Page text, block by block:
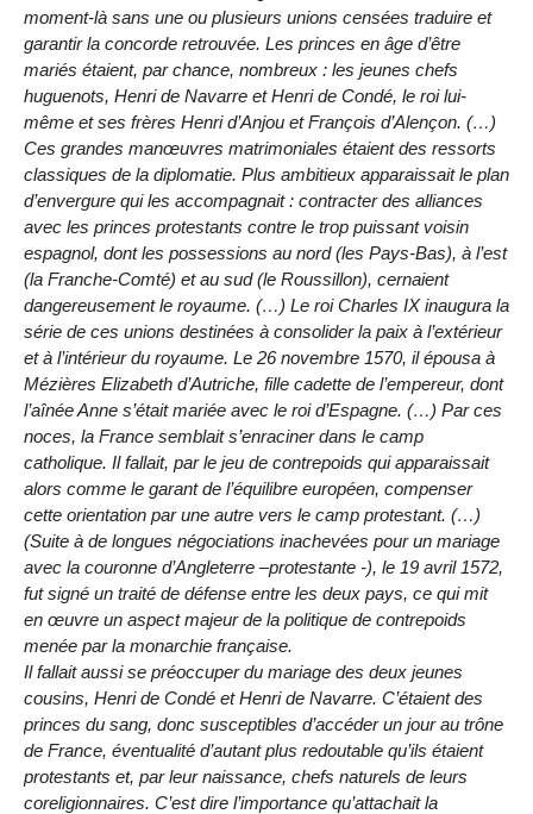
moment-là sans une ou plusieurs unions censées traduire et
garantir la concorde retrouvée. Les princes en âge d’être
mariés étaient, par chance, nombreux : les jeunes chefs
huguenots, Henri de Navarre et Henri de Condé, le roi lui-
même et ses frères Henri d’Anjou et François d’Alençon. (…)
Ces grandes manœuvres matrimoniales étaient des ressorts
classiques de la diplomatie. Plus ambitieux apparaissait le plan
d’envergure qui les accompagnait : contracter des alliances
avec les princes protestants contre le trop puissant voisin
espagnol, dont les possessions au nord (les Pays-Bas), à l’est
(la Franche-Comté) et au sud (le Roussillon), cernaient
dangereusement le royaume. (…) Le roi Charles IX inaugura la
série de ces unions destinées à consolider la paix à l’extérieur
et à l’intérieur du royaume. Le 26 novembre 1570, il épousa à
Mézières Elizabeth d’Autriche, fille cadette de l’empereur, dont
l’aînée Anne s’était mariée avec le roi d’Espagne. (…) Par ces
noces, la France semblait s’enraciner dans le camp
catholique. Il fallait, par le jeu de contrepoids qui apparaissait
alors comme le garant de l’équilibre européen, compenser
cette orientation par une autre vers le camp protestant. (…)
(Suite à de longues négociations inachevées pour un mariage
avec la couronne d’Angleterre –protestante -), le 19 avril 1572,
fut signé un traité de défense entre les deux pays, ce qui mit
en œuvre un aspect majeur de la politique de contrepoids
menée par la monarchie française.
Il fallait aussi se préoccuper du mariage des deux jeunes
cousins, Henri de Condé et Henri de Navarre. C’étaient des
princes du sang, donc susceptibles d’accéder un jour au trône
de France, éventualité d’autant plus redoutable qu’ils étaient
protestants et, par leur naissance, chefs naturels de leurs
coreligionnaires. C’est dire l’importance qu’attachait la